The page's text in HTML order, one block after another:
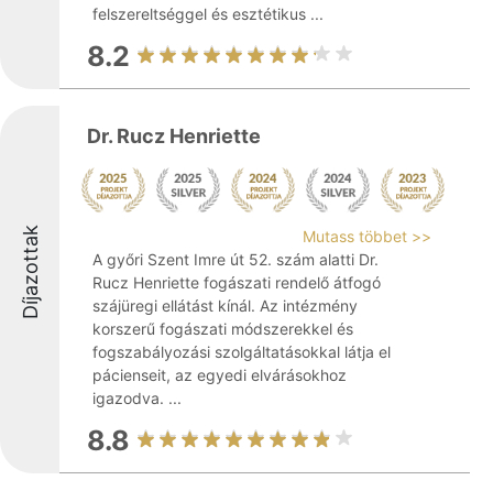
felszereltséggel és esztétikus ...
8.2
Díjazottak
Dr. Rucz Henriette
Mutass többet >>
A győri Szent Imre út 52. szám alatti Dr.
Rucz Henriette fogászati rendelő átfogó
szájüregi ellátást kínál. Az intézmény
korszerű fogászati módszerekkel és
fogszabályozási szolgáltatásokkal látja el
pácienseit, az egyedi elvárásokhoz
igazodva. ...
8.8